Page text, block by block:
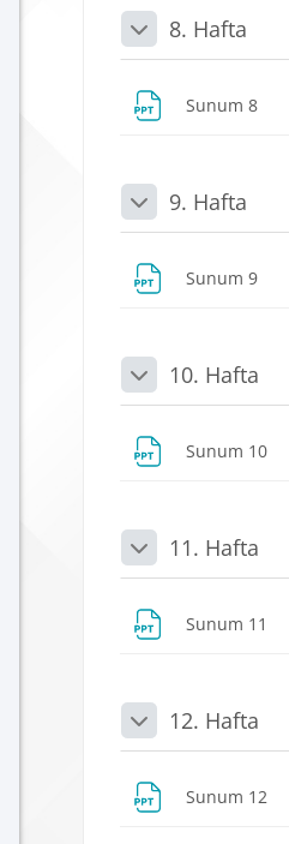
Daralt8. Hafta
Sunum 8
Daralt9. Hafta
Sunum 9
Daralt10. Hafta
Sunum 10
Daralt11. Hafta
Sunum 11
Daralt12. Hafta
Sunum 12